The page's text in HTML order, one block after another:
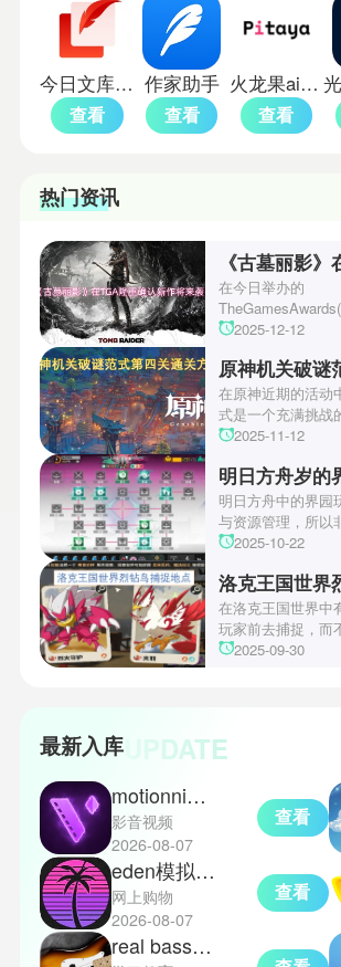
今日文库手机版
查看
作家助手
查看
火龙果ai降重
查看
热门资讯
在今日举办的
游戏颁奖典礼中，
场资讯让众多玩家
本次官方也宣布游
陆PS5、Xbox以及
趣的玩家们可以继
2025-12-12
在原神近期的活动
式是一个充满挑战
中第四关是许多玩
机关破谜范式第四
玩家们能够顺利通
家们快来一起看看
2025-11-12
明日方舟中的界园
与资源管理，所以
操作和规划能力。
丰富多样的角色体
战术需求。电表倒
心挑战之一，玩家
和特殊钱币进行资
乐趣和探索深度，
2025-10-22
在洛克王国世界中
玩家前去捕捉，而
地点和捕捉方式也
2025-09-30
最新入库UPDATE
motionninja中文版
影音视频
2026-08-07
查看
eden模拟器正式版
网上购物
2026-08-07
查看
real bass电贝司吉他